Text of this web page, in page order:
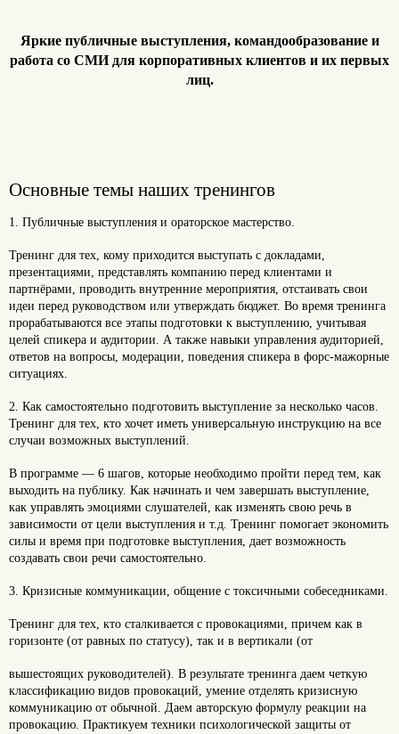
Яркие публичные выступления, командообразование и
работа со СМИ для корпоративных клиентов и их первых
лиц.
Основные темы наших тренингов
1. Публичные выступления и ораторское мастерство.
Тренинг для тех, кому приходится выступать с докладами,
презентациями, представлять компанию перед клиентами и
партнёрами, проводить внутренние мероприятия, отстаивать свои
идеи перед руководством или утверждать бюджет. Во время тренинга
прорабатываются все этапы подготовки к выступлению, учитывая
целей спикера и аудитории. А также навыки управления аудиторией,
ответов на вопросы, модерации, поведения спикера в форс-мажорные
ситуациях.
2. Как самостоятельно подготовить выступление за несколько часов.
Тренинг для тех, кто хочет иметь универсальную инструкцию на все
случаи возможных выступлений.
В программе — 6 шагов, которые необходимо пройти перед тем, как
выходить на публику. Как начинать и чем завершать выступление,
как управлять эмоциями слушателей, как изменять свою речь в
зависимости от цели выступления и т.д. Тренинг помогает экономить
силы и время при подготовке выступления, дает возможность
создавать свои речи самостоятельно.
3. Кризисные коммуникации, общение с токсичными собеседниками.
Тренинг для тех, кто сталкивается с провокациями, причем как в
горизонте (от равных по статусу), так и в вертикали (от
вышестоящих руководителей). В результате тренинга даем четкую
классификацию видов провокаций, умение отделять кризисную
коммуникацию от обычной. Даем авторскую формулу реакции на
провокацию. Практикуем техники психологической защиты от